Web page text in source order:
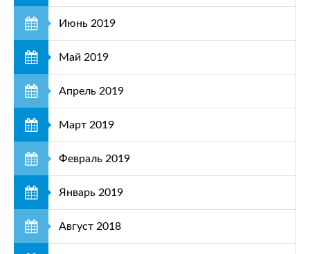
Июнь 2019
Май 2019
Апрель 2019
Март 2019
Февраль 2019
Январь 2019
Август 2018